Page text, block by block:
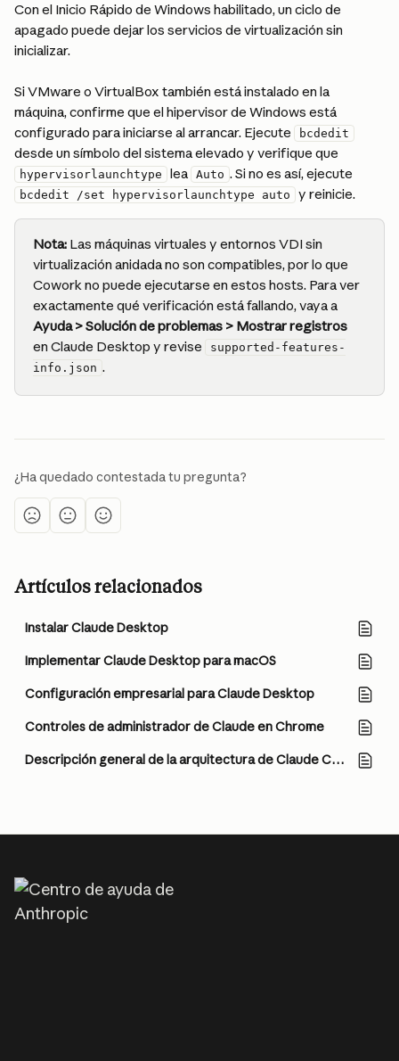
Con el Inicio Rápido de Windows habilitado, un ciclo de
apagado puede dejar los servicios de virtualización sin
inicializar.
Si VMware o VirtualBox también está instalado en la
máquina, confirme que el hipervisor de Windows está
configurado para iniciarse al arrancar. Ejecute
bcdedit
desde un símbolo del sistema elevado y verifique que
hypervisorlaunchtype lea Auto . Si no es así, ejecute
bcdedit /set hypervisorlaunchtype auto y reinicie.
Nota: Las máquinas virtuales y entornos VDI sin
virtualización anidada no son compatibles, por lo que
Cowork no puede ejecutarse en estos hosts. Para ver
exactamente qué verificación está fallando, vaya a
Ayuda > Solución de problemas > Mostrar registros
en Claude Desktop y revise
supported-features-
info.json .
¿Ha quedado contestada tu pregunta?
Artículos relacionados
Instalar Claude Desktop
Implementar Claude Desktop para macOS
Configuración empresarial para Claude Desktop
Controles de administrador de Claude en Chrome
Descripción general de la arquitectura de Claude Cowork